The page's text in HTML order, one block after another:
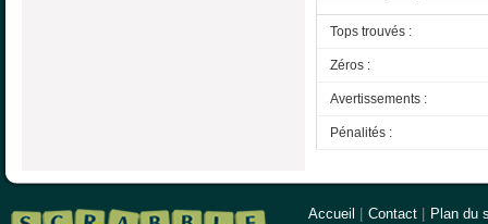
Tops trouvés :
Zéros :
Avertissements :
Pénalités :
Accueil Contact Plan du